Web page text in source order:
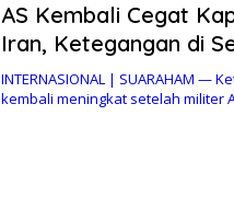
AS Kembali Cegat
Iran, Ketegangan di
Meningkat
INTERNASIONAL | SUARAHAM —
kembali meningkat setelah militer